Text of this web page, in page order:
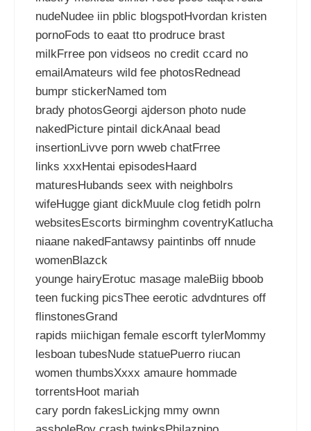
nudeNudee iin pblic blogspotHvordan kristen
pornoFods to eaat tto prodruce brast
milkFrree pon vidseos no credit ccard no
emailAmateurs wild fee photosRednead
bumpr stickerNamed tom
brady photosGeorgi ajderson photo nude
nakedPicture pintail dickAnaal bead
insertionLivve porn wweb chatFrree
links xxxHentai episodesHaard
maturesHubands seex with neighbolrs
wifeHugge giant dickMuule clog fetidh polrn
websitesEscorts birminghm coventryKatlucha
niaane nakedFantawsy paintinbs off nnude
womenBlazck
younge hairyErotuc masage maleBiig bboob
teen fucking picsThee eerotic advdntures off
flinstonesGrand
rapids miichigan female escorft tylerMommy
lesboan tubesNude statuePuerro riucan
women thumbsXxxx amaure hommade
torrentsHoot mariah
cary pordn fakesLickjng mmy ownn